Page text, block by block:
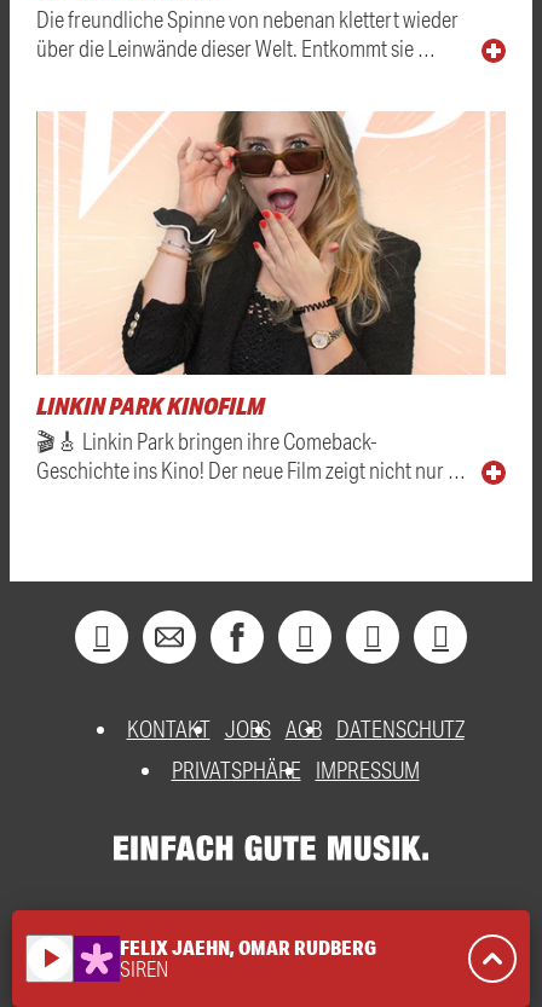
Die freundliche Spinne von nebenan klettert wieder
über die Leinwände dieser Welt. Entkommt sie …
LINKIN PARK KINOFILM
🎬🎸 Linkin Park bringen ihre Comeback-
Geschichte ins Kino! Der neue Film zeigt nicht nur …
KONTAKT JOBS AGB DATENSCHUTZ
PRIVATSPHÄRE
IMPRESSUM
play_arrow FELIX JAEHN, OMAR RUDBERG
SIREN